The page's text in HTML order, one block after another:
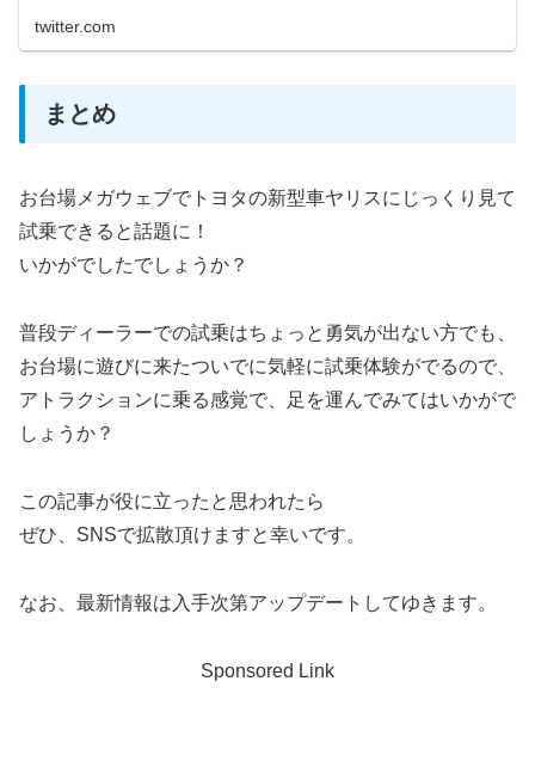
twitter.com
まとめ
お台場メガウェブでトヨタの新型車ヤリスにじっくり見て
試乗できると話題に！
いかがでしたでしょうか？
普段ディーラーでの試乗はちょっと勇気が出ない方でも、
お台場に遊びに来たついでに気軽に試乗体験がでるので、
アトラクションに乗る感覚で、足を運んでみてはいかがで
しょうか？
この記事が役に立ったと思われたら
ぜひ、SNSで拡散頂けますと幸いです。
なお、最新情報は入手次第アップデートしてゆきます。
Sponsored Link